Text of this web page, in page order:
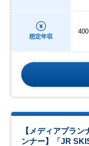
想定年収
【メディアプラ
ンナー】「JR